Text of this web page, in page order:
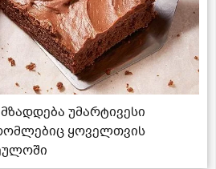
უმარტივესი
ყოველთვის